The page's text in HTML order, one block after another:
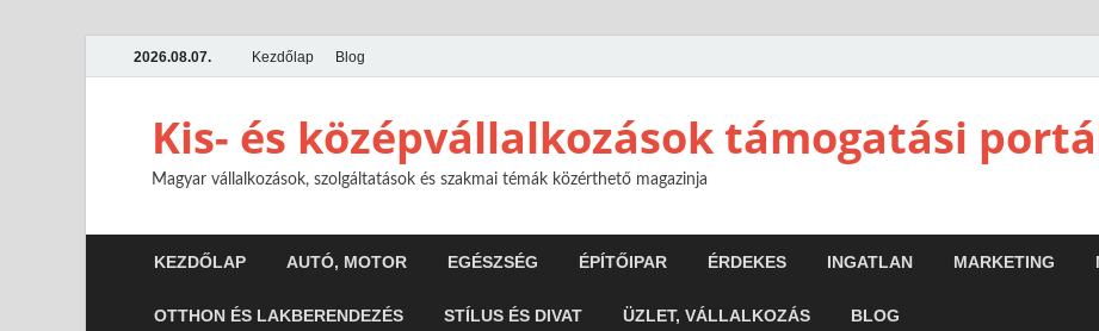
2026.08.07. Kezdőlap Blog
Kis- és középvállalkozások támogatási
Magyar vállalkozások, szolgáltatások és szakmai témák közérthető magazinja
KEZDŐLAP AUTÓ, MOTOR EGÉSZSÉG ÉPÍTŐIPAR ÉRDEKES INGATLAN MARKETING
OTTHON ÉS LAKBERENDEZÉS STÍLUS ÉS DIVAT ÜZLET, VÁLLALKOZÁS BLOG